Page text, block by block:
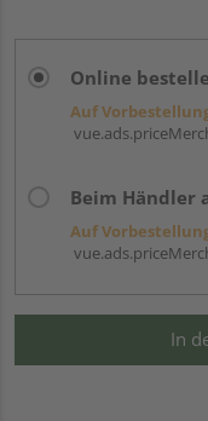
Online
Auf
Beim Händler
Auf
In